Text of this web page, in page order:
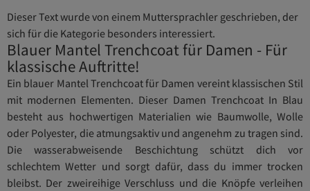
Dieser Text wurde von einem Muttersprachler geschrieben, der
sich für die Kategorie besonders interessiert.
Blauer Mantel Trenchcoat für Damen - Für
klassische Auftritte!
Ein blauer Mantel Trenchcoat für Damen vereint klassischen Stil
mit modernen Elementen. Dieser Damen Trenchcoat In Blau
besteht aus hochwertigen Materialien wie Baumwolle, Wolle
oder Polyester, die atmungsaktiv und angenehm zu tragen sind.
Die wasserabweisende Beschichtung schützt dich vor
schlechtem Wetter und sorgt dafür, dass du immer trocken
bleibst. Der zweireihige Verschluss und die Knöpfe verleihen